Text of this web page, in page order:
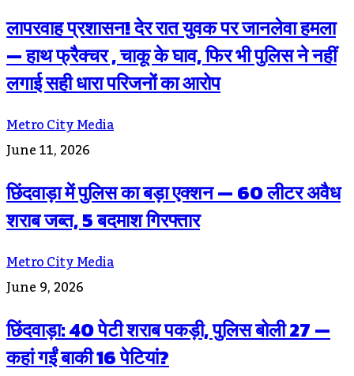
लापरवाह प्रशासन! देर रात युवक पर जानलेवा हमला
— हाथ फ्रैक्चर , चाकू के घाव, फिर भी पुलिस ने नहीं
लगाई सही धारा परिजनों का आरोप
Metro City Media
June 11, 2026
छिंदवाड़ा में पुलिस का बड़ा एक्शन — 60 लीटर अवैध
शराब जब्त, 5 बदमाश गिरफ्तार
Metro City Media
June 9, 2026
छिंदवाड़ा: 40 पेटी शराब पकड़ी, पुलिस बोली 27 —
कहां गईं बाकी 16 पेटियां?